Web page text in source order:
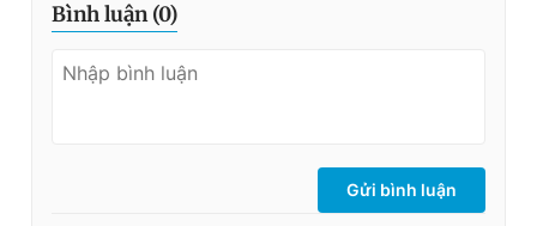
Bình luận (0)
Gửi bình luận